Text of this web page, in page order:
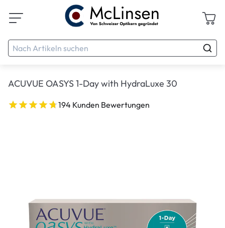
ACUVUE OASYS 1-Day with HydraLuxe 30
194 Kunden Bewertungen